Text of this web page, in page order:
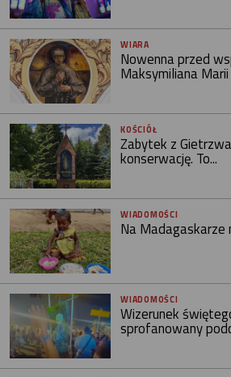
WIARA
Nowenna przed
Maksymiliana
KOŚCIÓŁ
Zabytek z
konserwację. To...
WIADOMOŚCI
Na Madagaskarze
WIADOMOŚCI
Wizerunek
sprofanowany